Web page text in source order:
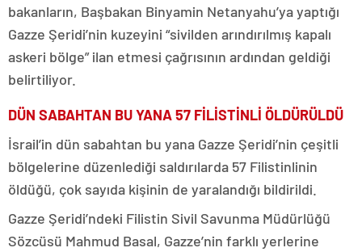
bakanların, Başbakan Binyamin Netanyahu’ya yaptığı
Gazze Şeridi’nin kuzeyini “sivilden arındırılmış kapalı
askeri bölge” ilan etmesi çağrısının ardından geldiği
belirtiliyor.
DÜN SABAHTAN BU YANA 57 FİLİSTİNLİ ÖLDÜRÜLDÜ
İsrail’in dün sabahtan bu yana Gazze Şeridi’nin çeşitli
bölgelerine düzenlediği saldırılarda 57 Filistinlinin
öldüğü, çok sayıda kişinin de yaralandığı bildirildi.
Gazze Şeridi’ndeki Filistin Sivil Savunma Müdürlüğü
Sözcüsü Mahmud Basal, Gazze’nin farklı yerlerine